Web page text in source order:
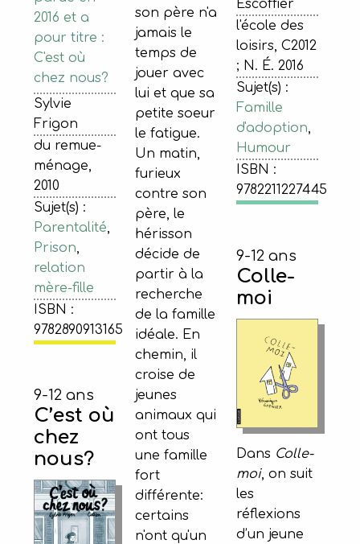
2016 et a
pour titre :
C'est où
chez nous?
Sylvie
Frigon
du remue-
ménage,
2010
Sujet(s) :
Parentalité,
Prison,
relation
mère-fille
ISBN :
9782890913165
Escoffier
l'école des
loisirs, C2012
; N. É. 2016
Sujet(s) :
Famille
d'adoption,
Humour
ISBN :
9782211227445
9-12 ans
C’est où
chez
nous?
son père n'a
jamais le
temps de
jouer avec
lui et que sa
petite soeur
le fatigue.
Un matin,
furieux
contre son
père, le
hérisson
décide de
partir à la
recherche
de la famille
idéale. En
chemin, il
croise de
jeunes
animaux qui
ont tous
une famille
fort
différente:
certains
n'ont qu'un
9-12 ans
Colle-
moi
Dans Colle-
moi, on suit
les
réflexions
d’un jeune